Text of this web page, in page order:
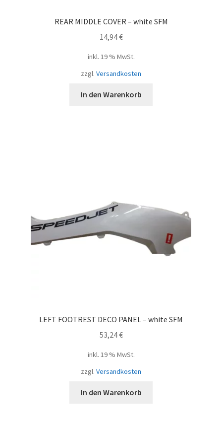
REAR MIDDLE COVER – white SFM
14,94€
inkl. 19 % MwSt.
zzgl. Versandkosten
In den Warenkorb
LEFT FOOTREST DECO PANEL – white SFM
53,24€
inkl. 19 % MwSt.
zzgl. Versandkosten
In den Warenkorb